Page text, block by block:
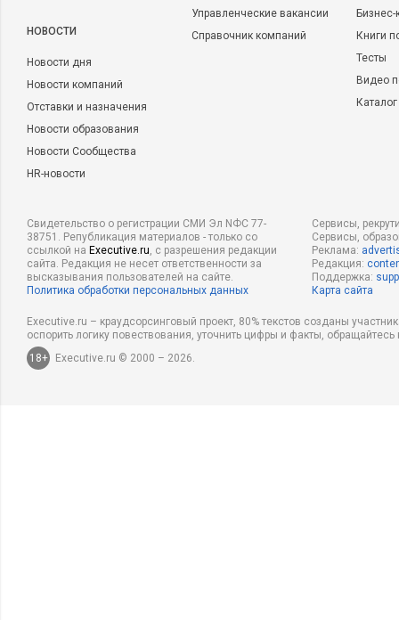
НОВОСТИ
Новости дня
Новости компаний
Отставки и назначения
Новости образования
Новости Сообщества
HR-новости
Управленческие вакансии
Справочник компаний
Книги
Тесты
Видео
Свидетельство о регистрации СМИ Эл NФС 77-
38751. Републикация материалов - только со
ссылкой на Executive.ru, с разрешения редакции
сайта. Редакция не несет ответственности за
высказывания пользователей на сайте.
Политика обработки персональных данных
Сервисы,
Сервисы,
Реклама:
Редакция:
Поддержка:
Карта сайта
Executive.ru – краудсорсинговый проект, 80% текстов созданы
оспорить логику повествования, уточнить цифры и факты,
18+
Executive.ru © 2000 – 2026.